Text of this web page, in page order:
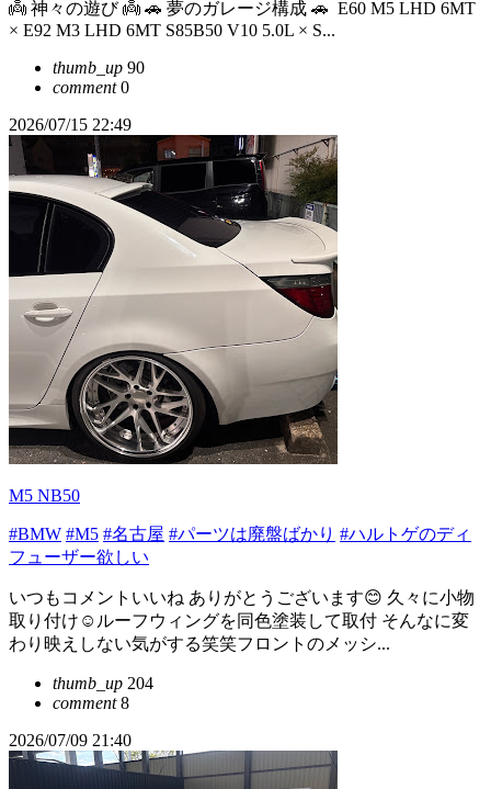
⁡👼 神々の遊び 👼 🚗 夢のガレージ構成 🚗 ⁡ E60 M5 LHD 6MT
× E92 M3 LHD 6MT S85B50 V10 5.0L × S...
thumb_up 90
comment0
2026/07/15 22:49
M5 NB50
#BMW #M5 #名古屋 #パーツは廃盤ばかり #ハルトゲのディ
フューザー欲しい
いつもコメントいいね ありがとうございます😊 久々に小物
取り付け☺️ルーフウィングを同色塗装して取付 そんなに変
わり映えしない気がする笑笑フロントのメッシ...
thumb_up 204
comment8
2026/07/09 21:40